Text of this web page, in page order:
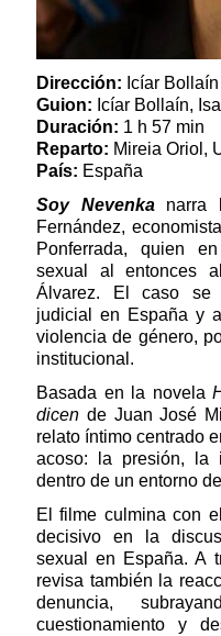
Dirección: Icíar Bollaín
Guion: Icíar Bollaín,
Duración: 1 h 57 min
Reparto: Mireia Oriol,
País: España
Soy Nevenkanarra
Fernández,
Ponferrada, quien
sexual al entonces
Álvarez. El caso se
judicial en España y
violencia de género,
institucional.
Basada en la novela
dicen de Juan José
relato íntimo centrado
acoso: la presión, la
dentro de un entorno
El filme culmina con
decisivo en la
sexual en España. A
revisa también la
denuncia,
cuestionamiento y